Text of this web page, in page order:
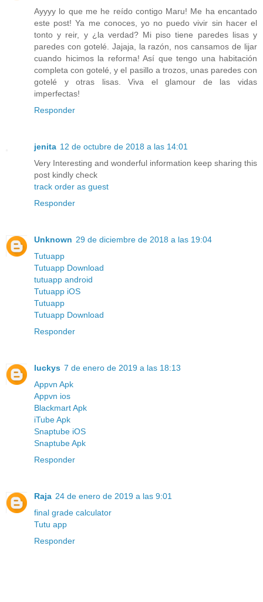
Ayyyy lo que me he reído contigo Maru! Me ha encantado
este post! Ya me conoces, yo no puedo vivir sin hacer el
tonto y reir, y ¿la verdad? Mi piso tiene paredes lisas y
paredes con gotelé. Jajaja, la razón, nos cansamos de lijar
cuando hicimos la reforma! Así que tengo una habitación
completa con gotelé, y el pasillo a trozos, unas paredes con
gotelé y otras lisas. Viva el glamour de las vidas
imperfectas!
Responder
jenita 12 de octubre de 2018 a las 14:01
Very Interesting and wonderful information keep sharing this
post kindly check
track order as guest
Responder
Unknown 29 de diciembre de 2018 a las 19:04
Tutuapp
Tutuapp Download
tutuapp android
Tutuapp iOS
Tutuapp
Tutuapp Download
Responder
luckys 7 de enero de 2019 a las 18:13
Appvn Apk
Appvn ios
Blackmart Apk
iTube Apk
Snaptube iOS
Snaptube Apk
Responder
Raja 24 de enero de 2019 a las 9:01
final grade calculator
Tutu app
Responder